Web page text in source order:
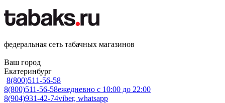
федеральная сеть табачных магазинов
Ваш город
Екатеринбург
8(800)511-56-58
8(800)511-56-58ежедневно с 10:00 до 22:00
8(904)931-42-74viber, whatsapp